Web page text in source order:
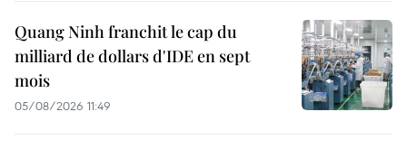
Quang Ninh franchit le cap du
milliard de dollars d'IDE en sept
mois
05/08/2026 11:49